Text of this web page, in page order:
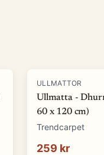
ULLMATTOR
Ullmatta -
60 x 120 cm)
Trendcarpet
259 kr